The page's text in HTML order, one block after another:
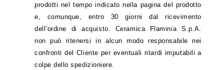
prodotti nel tempo indicato nella pagina del prodotto
e, comunque, entro 30 giorni dal ricevimento
dell’ordine di acquisto. Ceramica Flaminia S.p.A.
non può ritenersi in alcun modo responsabile nei
confronti del Cliente per eventuali ritardi imputabili a
colpe dello spedizioniere.